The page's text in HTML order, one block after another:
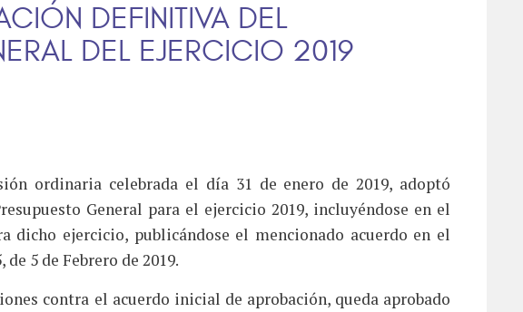
DEFINITIVA DEL
DEL EJERCICIO 2019
ordinaria celebrada el día 31 de enero de 2019, adoptó
General para el ejercicio 2019, incluyéndose en el
ejercicio, publicándose el mencionado acuerdo en el
5 de Febrero de 2019.
contra el acuerdo inicial de aprobación, queda aprobado